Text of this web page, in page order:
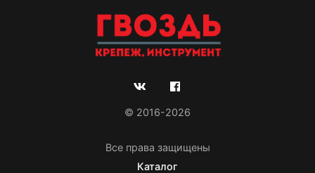
© 2016-2026
Все права защищены
Каталог